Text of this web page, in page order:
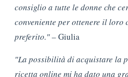
consiglio a tutte le donne che
conveniente per ottenere il loro
preferito.″– Giulia
″La possibilità di acquistare la
ricetta online mi ha dato una